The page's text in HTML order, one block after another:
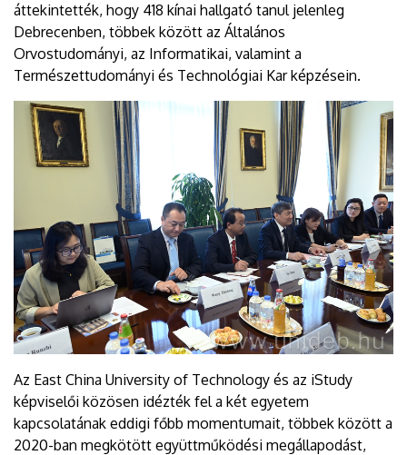
áttekintették, hogy 418 kínai hallgató tanul jelenleg
Debrecenben, többek között az Általános
Orvostudományi, az Informatikai, valamint a
Természettudományi és Technológiai Kar képzésein.
Az East China University of Technology és az iStudy
képviselői közösen idézték fel a két egyetem
kapcsolatának eddigi főbb momentumait, többek között a
2020-ban megkötött együttműködési megállapodást,